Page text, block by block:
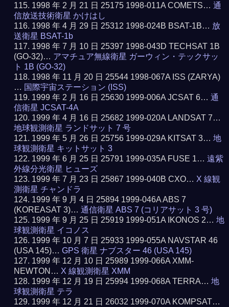
1998 年 2 月 21 日 25175 1998-011A COMETS…通
信放送技術衛星 かけはし
1998 年 4 月 29 日 25312 1998-024B BSAT-1B… 放
送衛星 BSAT-1b
1998 年 7 月 10 日 25397 1998-043D TECHSAT 1B
(GO-32)… アマチュア無線衛星 ガーウィン・テックサッ
ト 1B (GO-32)
1998 年 11 月 20 日 25544 1998-067A ISS (ZARYA)
… 国際宇宙ステーション (ISS)
1999 年 2 月 16 日 25630 1999-006A JCSAT 6…通
信衛星 JCSAT-4A
1999 年 4 月 16 日 25682 1999-020A LANDSAT 7…
地球観測衛星 ランドサット 7 号
1999 年 5 月 26 日 25756 1999-029A KITSAT 3…地
球観測衛星 キットサット 3
1999 年 6 月 25 日 25791 1999-035A FUSE 1…遠紫
外線分光衛星 ヒューズ
1999 年 7 月 23 日 25867 1999-040B CXO… X 線観
測衛星 チャンドラ
1999 年 9 月 4 日 25894 1999-046A ABS 7
(KOREASAT 3)…通信衛星 ABS 7 (コリアサット 3 号)
1999 年 9 月 25 日 25919 1999-051A IKONOS 2…地
球観測衛星 イコノス
1999 年 10 月 7 日 25933 1999-055A NAVSTAR 46
(USA 145)…GPS 衛星 ナブスター 46 (USA 145)
1999 年 12 月 10 日 25989 1999-066A XMM-
NEWTON… X 線観測衛星 XMM
1999 年 12 月 19 日 25994 1999-068A TERRA…地
球観測衛星 テラ
1999 年 12 月 21 日 26032 1999-070A KOMPSAT…